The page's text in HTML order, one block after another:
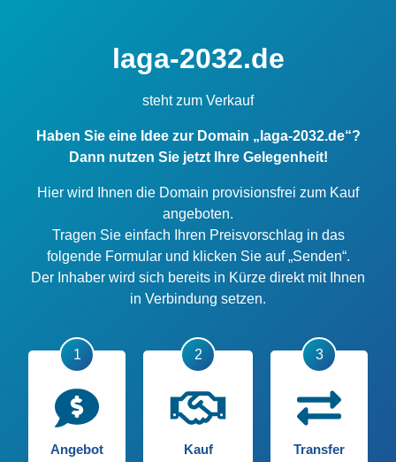
laga-2032.de
steht zum Verkauf
Haben Sie eine Idee zur Domain „laga-2032.de“?
Dann nutzen Sie jetzt Ihre Gelegenheit!
Hier wird Ihnen die Domain provisionsfrei zum Kauf
angeboten.
Tragen Sie einfach Ihren Preisvorschlag in das
folgende Formular und klicken Sie auf „Senden“.
Der Inhaber wird sich bereits in Kürze direkt mit Ihnen
in Verbindung setzen.
Angebot
Kauf
Transfer